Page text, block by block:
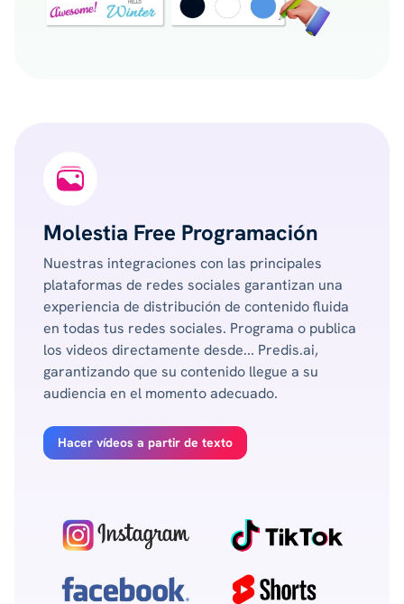
Molestia Free Programación
Nuestras integraciones con las principales
plataformas de redes sociales garantizan una
experiencia de distribución de contenido fluida
en todas tus redes sociales. Programa o publica
los videos directamente desde... Predis.ai,
garantizando que su contenido llegue a su
audiencia en el momento adecuado.
Hacer vídeos a partir de texto